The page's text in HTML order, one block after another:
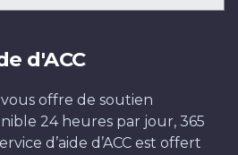
d'ACC
vous offre de soutien
24 heures par jour, 365
d’aide d’ACC est offert